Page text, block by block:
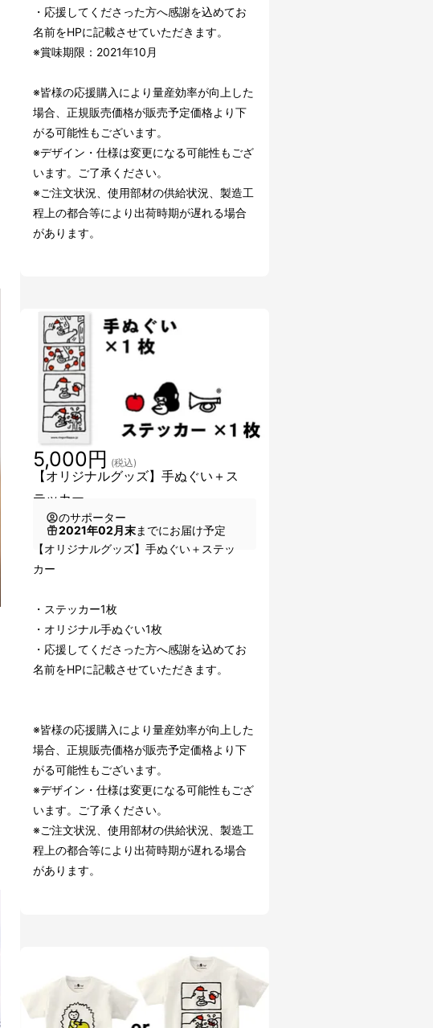
・応援してくださった方へ感謝を込めてお
名前をHPに記載させていただきます。
※賞味期限：2021年10月
※皆様の応援購入により量産効率が向上した
場合、正規販売価格が販売予定価格より下
がる可能性もございます。
※デザイン・仕様は変更になる可能性もござ
います。ご了承ください。
※ご注文状況、使用部材の供給状況、製造工
程上の都合等により出荷時期が遅れる場合
があります。
【オリジナルグッズ】手ぬぐい＋ス
テッカー
5,000円 (税込)
のサポーター
2021年02月末までにお届け予定
【オリジナルグッズ】手ぬぐい＋ステッ
カー
・ステッカー1枚
・オリジナル手ぬぐい1枚
・応援してくださった方へ感謝を込めてお
名前をHPに記載させていただきます。
※皆様の応援購入により量産効率が向上した
場合、正規販売価格が販売予定価格より下
がる可能性もございます。
※デザイン・仕様は変更になる可能性もござ
います。ご了承ください。
※ご注文状況、使用部材の供給状況、製造工
程上の都合等により出荷時期が遅れる場合
があります。